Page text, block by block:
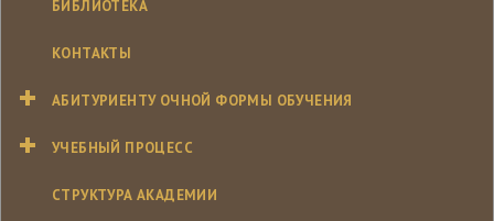
БИБЛИОТЕКА
КОНТАКТЫ
АБИТУРИЕНТУ ОЧНОЙ ФОРМЫ ОБУЧЕНИЯ
УЧЕБНЫЙ ПРОЦЕСС
СТРУКТУРА АКАДЕМИИ